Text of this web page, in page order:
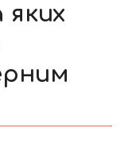
яких